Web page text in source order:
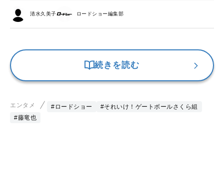
清水久美子 ロードショー編集部
続きを読む
エンタメ #ロードショー
#それいけ！ゲートボールさくら組
#藤竜也